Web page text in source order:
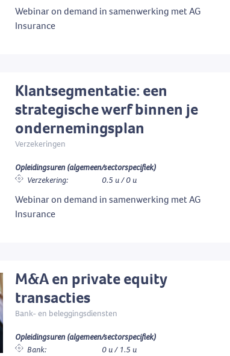
Webinar on demand in samenwerking met AG
Insurance
Klantsegmentatie: een
strategische werf binnen je
ondernemingsplan
Verzekeringen
Opleidingsuren (algemeen/sectorspecifiek)
Verzekering:
0.5 u / 0 u
Webinar on demand in samenwerking met AG
Insurance
M&A en private equity
transacties
Bank- en beleggingsdiensten
Opleidingsuren (algemeen/sectorspecifiek)
Bank:
0 u / 1.5 u